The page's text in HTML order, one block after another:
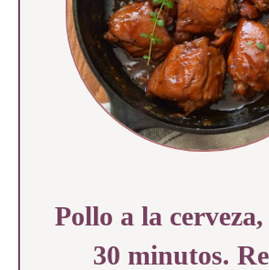
Pollo a la
30 minutos.